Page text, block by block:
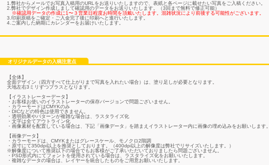
1.弊社からメールでお写真入稿用のURLをお送りいたしますので、表紙と各ページに載せたい写真をご入稿ください。
2.弊社でデザイン作成しまして確認用のデータをお送りいたします。（3回まで無料で修正可能）
※確認用データの作成に1〜３営業日程度お時間を頂戴いたします。混雑状況により前後する可能性がございます。
3.印刷原稿をご確定・ご入金完了後に印刷へと進行いたします。
4.ご案内した納期にカレンダーをお届けいたします。
オリジナルデータの入稿注意点
【全体】
全面デザイン（四方すべて仕上がりまで写真を入れたい場合）は、塗り足しが必要となります。
天地左右3ミリずつプラスとなります。
【イラストレーターデータ】
・お客様お使いのイラストレーターの保存バージョンで問題ございません。
・カラーモードはCMYKのみ
・DICなどの特色は使用できません。
・透明効果やパターンが複雑な場合は、ラスタライズ化
・文字は全てアウトライン化
・画像素材を配置している場合は、下記「画像データ」を踏まえイラストレーター内に画像の埋め込みをお願いします。
【画像データ】
・カラーモードは、CMYKまたはグレースケール、モノクロ2階調
・原寸にて350dpi以上を推奨としております。（400dpi以上の解像度は弊社でリサイズいたします。）
※解像度について推奨以下の場合でもお客様がご了承いただいておりましたら問題ございません。
・PSD形式内にてフォントを使用されている場合は、ラスタライズ化をお願いいたします。
・複雑なデータの場合は、レイヤーを統合したものをご用意お願いいたします。